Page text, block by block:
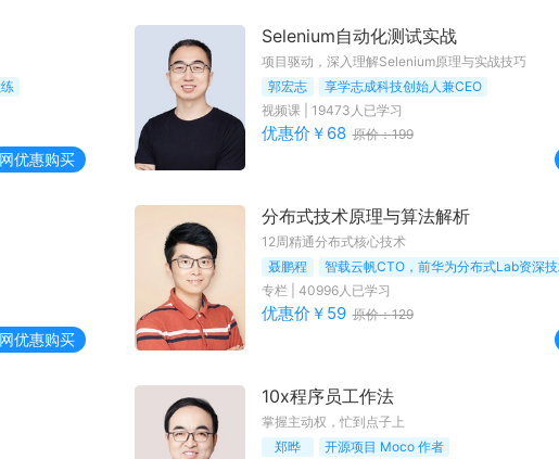
优惠购买
Selenium自动化测试实战
项目驱动，深入理解Selenium原理与实战技巧
郭宏志
享学志成科技创始人兼CEO
视频课| 19473 人已学习
优惠价￥ 68 原价：199
优惠购买
分布式技术原理与算法解析
12周精通分布式核心技术
聂鹏程
智载云帆CTO，前华为分布式Lab资深
专栏
40996人已学习
优惠价￥ 59 原价：129
10x程序员工作法
掌握主动权，忙到点子上
郑晔
开源项目 Moco 作者